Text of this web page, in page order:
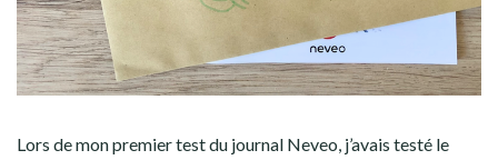
Lors de mon premier test du journal Neveo, j’avais testé le